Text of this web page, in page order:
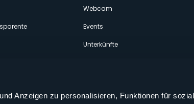
Anzeigen zu personalisieren, Funktionen für
Webcam
Events
Unterkünfte